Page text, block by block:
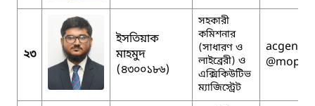
২৩
ইসতিয়াক
মাহমুদ
(৪৩০০১৮৬)
সহকারী
কমিশনার
(সাধারণ ও
লাইব্রেরী) ও
এক্সিকিউটিভ
ম্যাজিস্ট্রেট